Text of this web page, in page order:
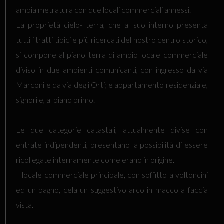
ampia metratura con due locali commerciali annessi.
La proprietà cielo- terra, che al suo interno presenta
tutti i tratti tipici e più ricercati del nostro centro storico,
si compone al piano terra di ampio locale commerciale
diviso in due ambienti comunicanti, con ingresso da via
Marconi e da via degli Orti; e appartamento residenziale,
signorile, al piano primo.
Le due categorie catastali, attualmente divise con
entrate indipendenti, presentano la possibilità di essere
ricollegate internamente come erano in origine.
Il locale commerciale principale, con soffitto a voltoncini
ed un bagno, cela un suggestivo arco in macco a faccia
vista.